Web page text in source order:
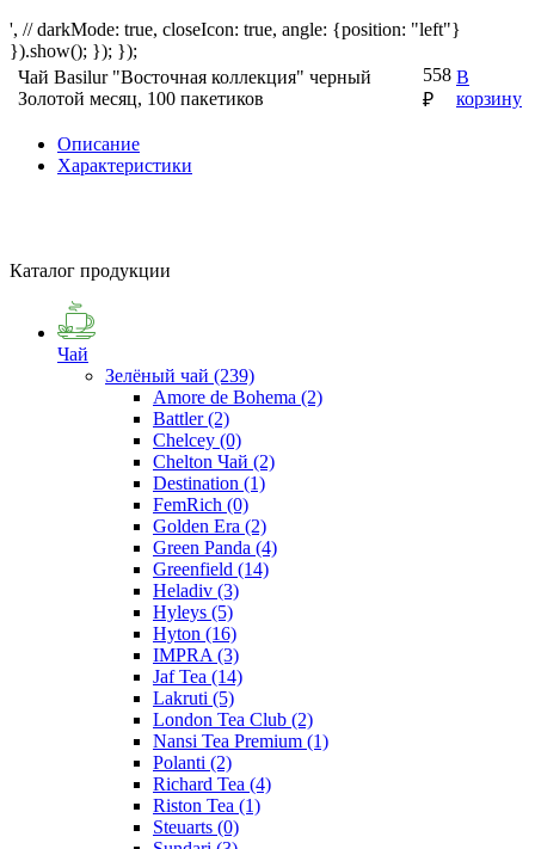
', // darkMode: true, closeIcon: true, angle: {position: "left"}
}).show(); }); });
Чай Basilur "Восточная коллекция" черный
Золотой месяц, 100 пакетиков
558
₽
В
корзину
Описание
Характеристики
Каталог продукции
Чай
Зелёный чай (239)
Amore de Bohema (2)
Battler(2)
Chelcey (0)
Chelton Чай (2)
Destination (1)
FemRich (0)
Golden Era (2)
Green Panda (4)
Greenfield (14)
Heladiv (3)
Hyleys (5)
Hyton (16)
IMPRA (3)
Jaf Tea (14)
Lakruti (5)
London Tea Club (2)
Nansi Tea Premium (1)
Polanti (2)
Richard Tea (4)
Riston Tea (1)
Steuarts (0)